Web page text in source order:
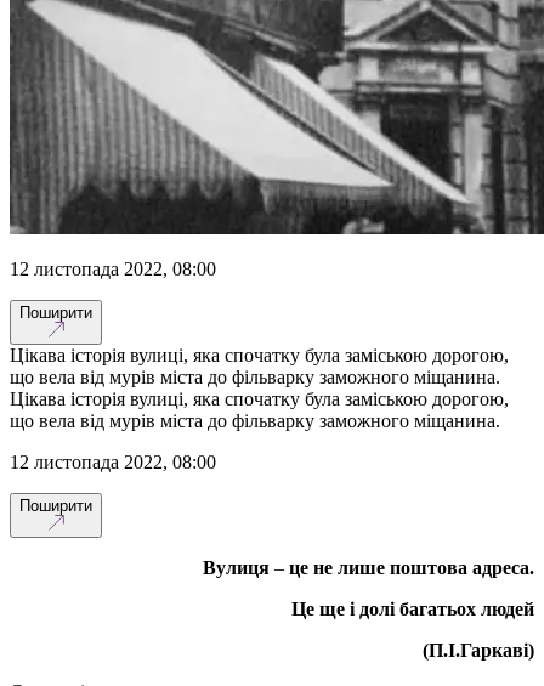
12 листопада 2022, 08:00
Поширити
Цікава історія вулиці, яка спочатку була заміською дорогою,
що вела від мурів міста до фільварку заможного міщанина.
Цікава історія вулиці, яка спочатку була заміською дорогою,
що вела від мурів міста до фільварку заможного міщанина.
12 листопада 2022, 08:00
Поширити
Вулиця – це не лише поштова адреса.
Це ще і долі багатьох людей
(П.І.Гаркаві)